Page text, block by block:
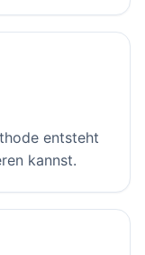
entsteht
kannst.